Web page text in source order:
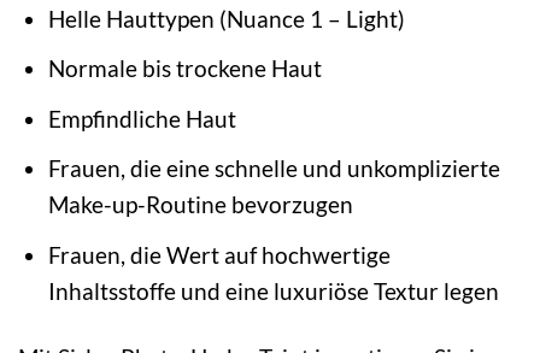
Helle Hauttypen (Nuance 1 – Light)
Normale bis trockene Haut
Empfindliche Haut
Frauen, die eine schnelle und unkomplizierte
Make-up-Routine bevorzugen
Frauen, die Wert auf hochwertige
Inhaltsstoffe und eine luxuriöse Textur legen